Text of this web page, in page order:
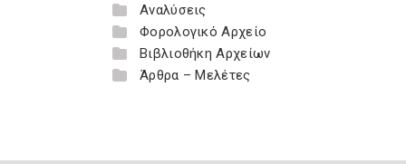
Αναλύσεις
Φορολογικό Αρχείο
Βιβλιοθήκη Αρχείων
Άρθρα – Μελέτες